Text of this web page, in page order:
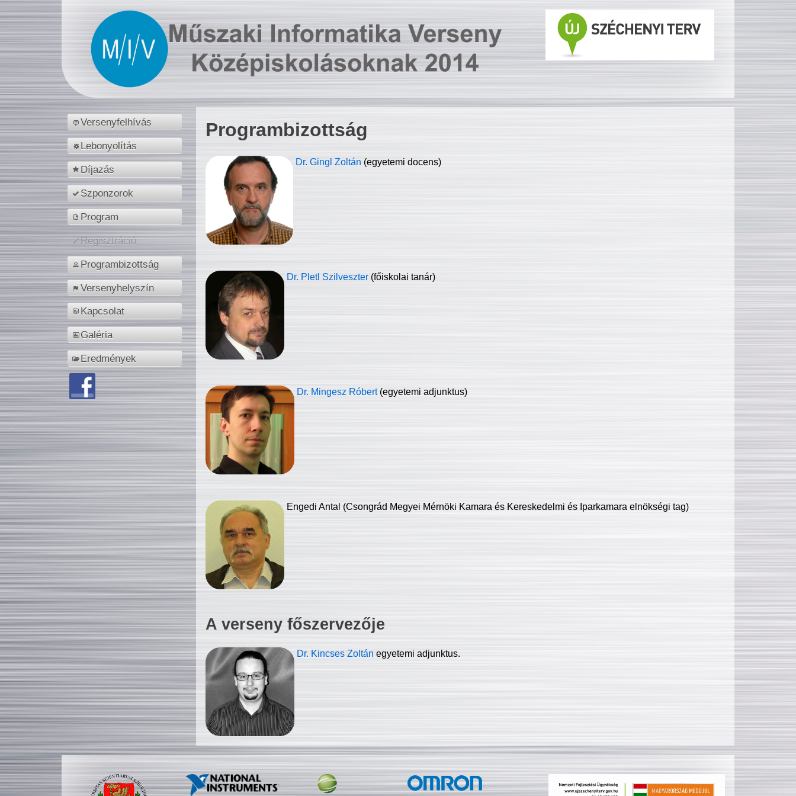
Versenyfelhívás
Lebonyolítás
Díjazás
Szponzorok
Program
Regisztráció
Programbizottság
Versenyhelyszín
Kapcsolat
Galéria
Eredmények
Programbizottság
Dr. Gingl Zoltán (egyetemi docens)
Dr. Pletl Szilveszter (főiskolai tanár)
Dr. Mingesz Róbert (egyetemi adjunktus)
Engedi Antal (Csongrád Megyei Mérnöki Kamara és Kereskedelmi és Iparkamara elnökségi tag)
A verseny főszervezője
Dr. Kincses Zoltán egyetemi adjunktus.